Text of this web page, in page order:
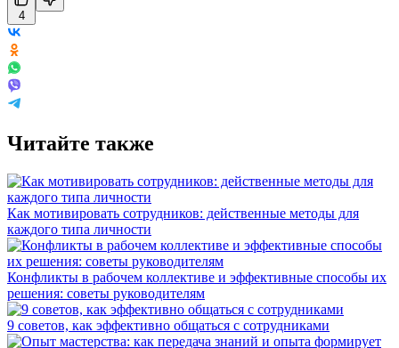
4
Читайте также
Как мотивировать сотрудников: действенные методы для
каждого типа личности
Конфликты в рабочем коллективе и эффективные способы их
решения: советы руководителям
9 советов, как эффективно общаться с сотрудниками